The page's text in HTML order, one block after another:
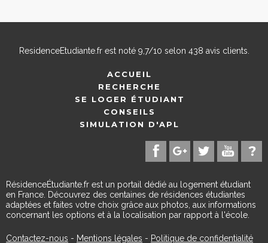
ResidenceEtudiante.frest noté 9,7/10 selon 438 avis clients.
ACCUEIL
RECHERCHE
SE LOGER ÉTUDIANT
CONSEILS
SIMULATION D'APL
RésidenceÉtudiante.fr est un portail dédié au logement étudiant
en France. Découvrez des centaines de résidences étudiantes
adaptées et faites votre choix grâce aux photos, aux informations
concernant les options et à la localisation par rapport à l'école.
Contactez-nous - Mentions légales - Politique de confidentialité